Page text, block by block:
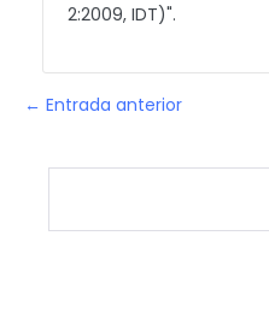
2:2009, IDT)".
← Entrada anterior